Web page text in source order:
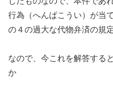
行為（へんぱこうい）が当
の４の過大な代物弁済の規
なので、今これを解答する
か